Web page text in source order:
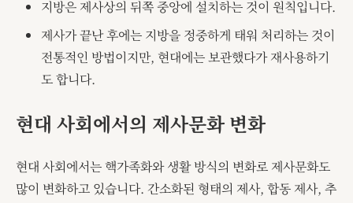
지방은 제사상의 뒤쪽 중앙에 설치하는 것이 원칙입니다.
제사가 끝난 후에는 지방을 정중하게 태워 처리하는 것이
전통적인 방법이지만, 현대에는 보관했다가 재사용하기
도 합니다.
현대 사회에서의 제사문화 변화
현대 사회에서는 핵가족화와 생활 방식의 변화로 제사문화도
많이 변화하고 있습니다. 간소화된 형태의 제사, 합동 제사, 추